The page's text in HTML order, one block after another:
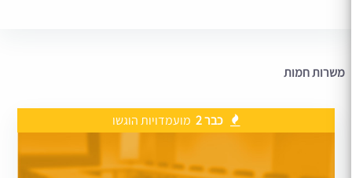
משרות חמות
כבר 2 מועמדויות הוגשו